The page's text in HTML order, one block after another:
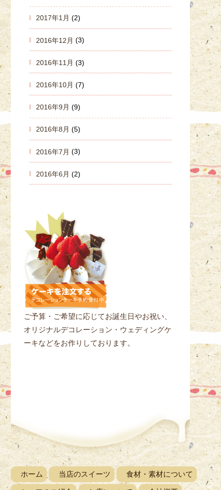
2017年1月 (2)
2016年12月 (3)
2016年11月 (3)
2016年10月 (7)
2016年9月 (9)
2016年8月 (5)
2016年7月 (3)
2016年6月 (2)
ご予算・ご希望に応じてお誕生日やお祝い、
オリジナルデコレーション・ウェディングケ
ーキなどをお作りしております。
ホーム 当店のスイーツ 食材・素材について